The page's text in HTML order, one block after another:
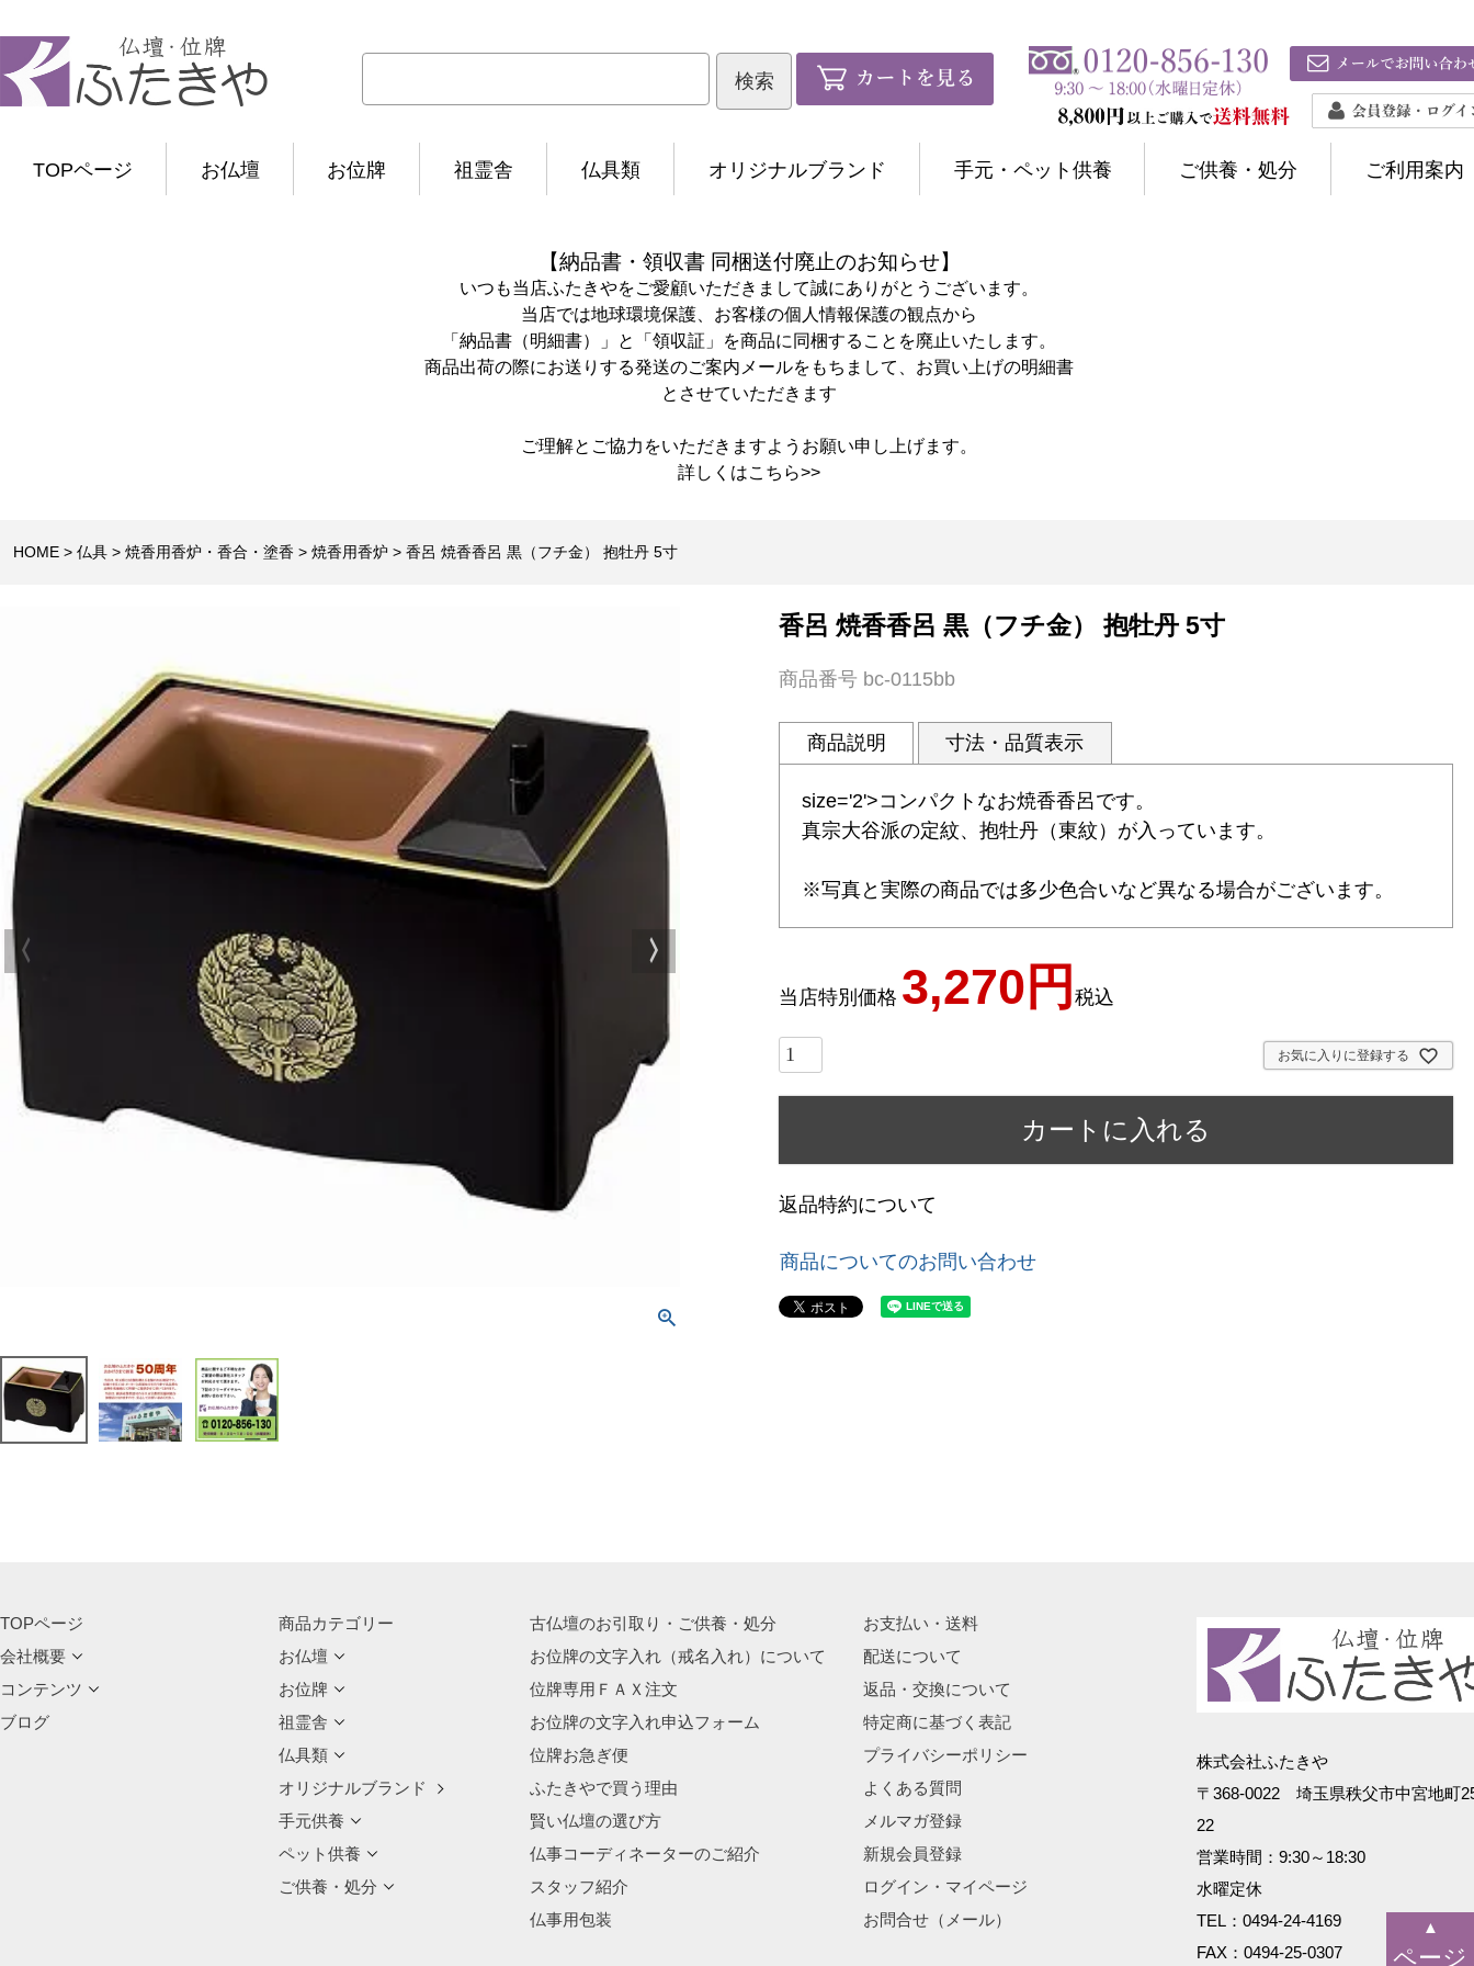
TOPページ お仏壇 お位牌 祖霊舎 仏具類 オリジナルブランド 手元・ペット供養 ご供養・処分 ご利用案内
【納品書・領収書 同梱送付廃止のお知らせ】
いつも当店ふたきやをご愛顧いただきまして誠にありがとうございます。
当店では地球環境保護、お客様の個人情報保護の観点から
「納品書（明細書）」と「領収証」を商品に同梱することを廃止いたします。
商品出荷の際にお送りする発送のご案内メールをもちまして、お買い上げの明細書
とさせていただきます
ご理解とご協力をいただきますようお願い申し上げます。
詳しくはこちら>>
HOME 仏具 焼香用香炉・香合・塗香 焼香用香炉 香呂 焼香香呂 黒（フチ金） 抱牡丹 5寸
香呂 焼香香呂 黒（フチ金） 抱牡丹 5寸
商品番号 bc-0115bb
商品説明 寸法・品質表示
size='2'>コンパクトなお焼香香呂です。
真宗大谷派の定紋、抱牡丹（東紋）が入っています。
※写真と実際の商品では多少色合いなど異なる場合がございます。
当店特別価格 3,270 税込
お気に入りに登録する
カートに入れる
返品特約について
商品についてのお問い合わせ
TOPページ
会社概要
コンテンツ
ブログ
商品カテゴリー
お仏壇
お位牌
祖霊舎
仏具類
オリジナルブランド
手元供養
ペット供養
ご供養・処分
古仏壇のお引取り・ご供養・処分
お位牌の文字入れ（戒名入れ）について
位牌専用ＦＡＸ注文
お位牌の文字入れ申込フォーム
位牌お急ぎ便
ふたきやで買う理由
賢い仏壇の選び方
仏事コーディネーターのご紹介
スタッフ紹介
仏事用包装
お支払い・送料
配送について
返品・交換について
特定商に基づく表記
プライバシーポリシー
よくある質問
メルマガ登録
新規会員登録
ログイン・マイページ
お問合せ（メール）
株式会社ふたきや
〒368-0022 埼玉県秩父市中宮地町
22
営業時間：9:30～18:30
水曜定休
TEL：0494-24-4169
FAX：0494-25-0307
▲
ページ